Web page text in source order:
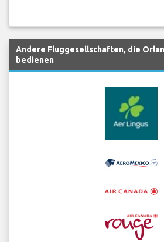
Andere Fluggesellschaften, die
bedienen